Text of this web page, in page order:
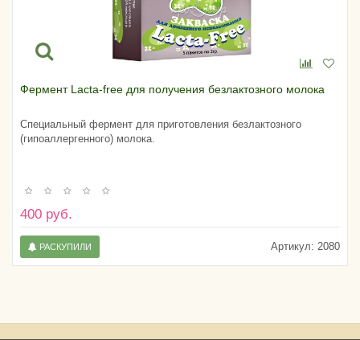
Фермент Lacta-free для получения безлактозного молока
Специальный фермент для приготовления безлактозного
(гипоаллергенного) молока.
400 руб.
Артикул: 2080
РАСКУПИЛИ